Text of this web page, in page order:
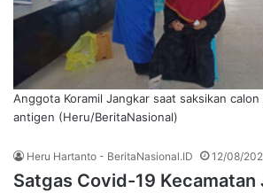
Anggota Koramil Jangkar saat saksikan
antigen (Heru/BeritaNasional)
Heru Hartanto - BeritaNasional.ID 12/08/
Satgas Covid-19 Kecamatan